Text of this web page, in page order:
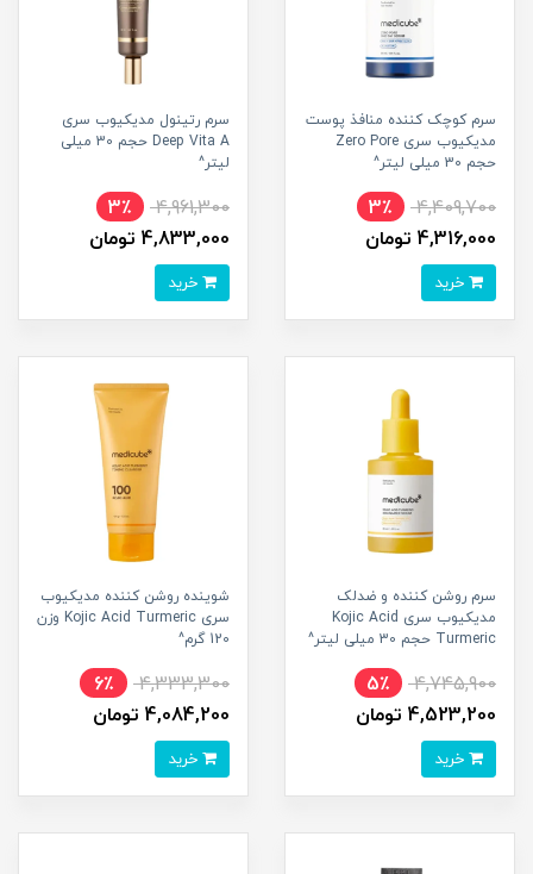
سرم کوچک کننده منافذ پوست
مدیکیوب سری Zero Pore
حجم 30 میلی لیتر^
4,409,700
3٪
4,316,000 تومان
سرم رتینول مدیکیوب سری
Deep Vita A حجم 30 میلی
لیتر^
4,961,300
3٪
4,833,000 تومان
سرم روشن کننده و ضدلک
مدیکیوب سری Kojic Acid
Turmeric حجم 30 میلی لیتر^
4,745,900
5٪
4,523,200 تومان
شوینده روشن کننده مدیکیوب
سری Kojic Acid Turmeric وزن
120 گرم^
4,333,300
6٪
4,084,200 تومان